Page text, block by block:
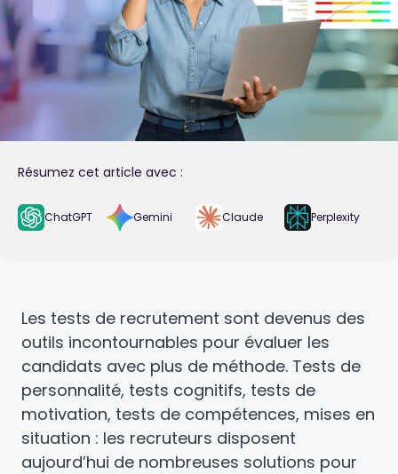
Résumez cet article avec :
ChatGPT Gemini Claude Perplexity
Les tests de recrutement sont devenus des
outils incontournables pour évaluer les
candidats avec plus de méthode. Tests de
personnalité, tests cognitifs, tests de
motivation, tests de compétences, mises en
situation : les recruteurs disposent
aujourd’hui de nombreuses solutions pour